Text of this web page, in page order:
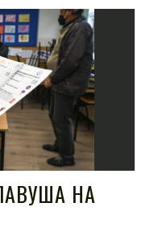
НА